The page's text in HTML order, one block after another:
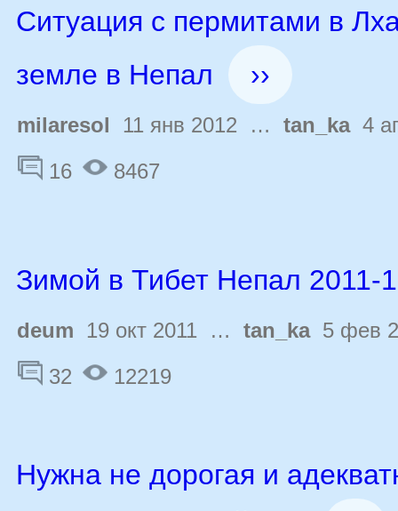
Ситуация с пермитами в
земле в Непал
››
milaresol 11 янв 2012 … tan_ka4
16
8467
Зимой в Тибет Непал 2011-
deum 19 окт 2011 … tan_ka5 фев
32
12219
Нужна не дорогая и